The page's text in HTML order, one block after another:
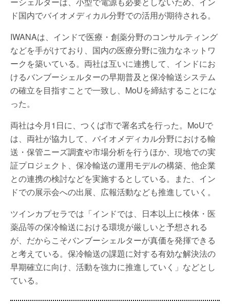
ド国内でバイオメディカル分野での活用が期待される。
IWANAは、インドで医療・創薬分野のコンサルティング
などを手がけており、国内の医療分野に強力なネットワ
ークを築いている。両社は互いに連携して、インドにお
けるバンブーシェルターの早期普及と保冷輸送システム
の確立を目指すことで一致し、MoUを締結することにな
った。
両社は今月1日に、つくば市で署名式を行った。MoUで
は、両社が協力して、バイオメディカル分野における輸
送・保管ニーズ調査や市場分析を行うほか、現地での実
証プロジェクト、保冷輸送の運用モデルの構築、他企業
との連携の検討などを実施するとしている。また、イン
ドでの展示会への出展、広報活動なども推進していく。
ツインカプセラでは「インドでは、日本以上に検体・医
薬品等の保冷輸送における環境が厳しいと予想される
が、だからこそバンブーシェルターが真価を発揮できる
と考えている。保冷輸送の課題に対する有効な解決法の
早期確立に向け、活動を強力に推進していく」などとし
ている。